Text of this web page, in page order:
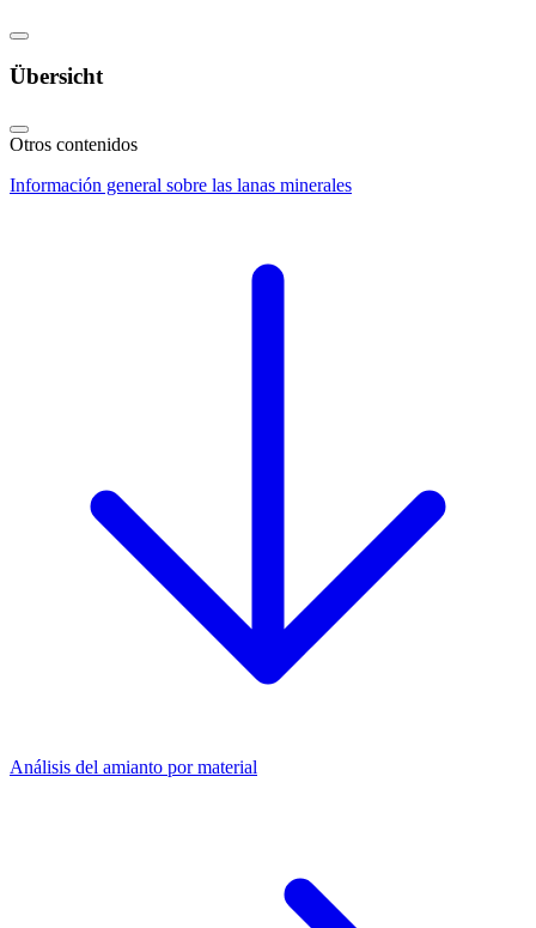
Übersicht
Otros contenidos
Información general sobre las lanas minerales
Análisis del amianto por material